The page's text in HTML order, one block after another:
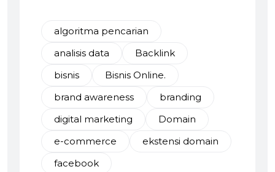
algoritma pencarian
analisis data
Backlink
bisnis
Bisnis Online.
brand awareness
branding
digital marketing
Domain
e-commerce
ekstensi domain
facebook